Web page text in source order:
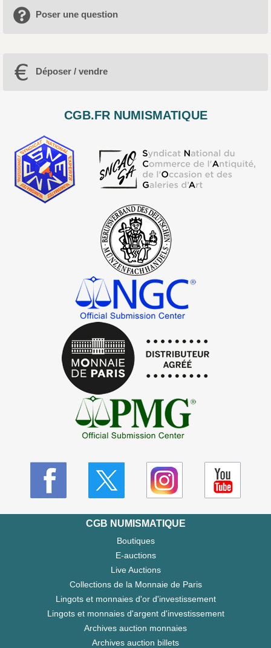
Poser une question
Déposer / vendre
CGB.FR NUMISMATIQUE
CGB NUMISMATIQUE
Boutiques
E-auctions
Live Auctions
Collections de la Monnaie de Paris
Lingots et monnaies d'or d'investissement
Lingots et monnaies d'argent d'investissement
Archives auction monnaies
Archives auction billets